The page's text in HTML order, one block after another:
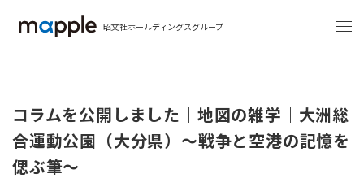
昭文社ホールディングスグループ
コラムを公開しました｜地図の雑学｜大洲総
合運動公園（大分県）～戦争と空港の記憶を
偲ぶ筆～